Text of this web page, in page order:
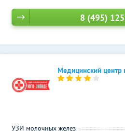
8 (495)
Медицинский центр
УЗИ молочных желез